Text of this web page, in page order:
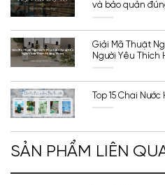
và bảo quản
Giải Mã Thuật
Người Yêu Thích
Top 15 Chai
SẢN PHẨM LIÊN